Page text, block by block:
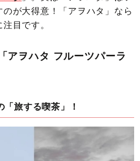
が大得意！「アヲハタ」なら
目です。
アヲハタ フルーツパーラ
旅する喫茶」！